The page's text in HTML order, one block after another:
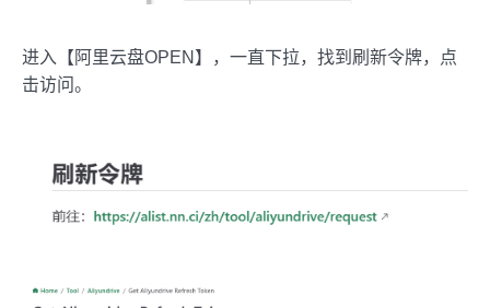
进入【阿里云盘OPEN】，一直下拉，找到刷新令牌，点
击访问。